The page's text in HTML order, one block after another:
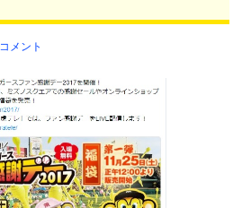
コメント